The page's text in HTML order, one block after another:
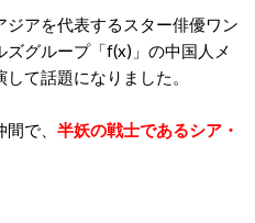
アを代表するスター俳優ワン
ズグループ「f(x)」の中国人メ
て話題になりました。
で、 半妖の戦士であるシア・